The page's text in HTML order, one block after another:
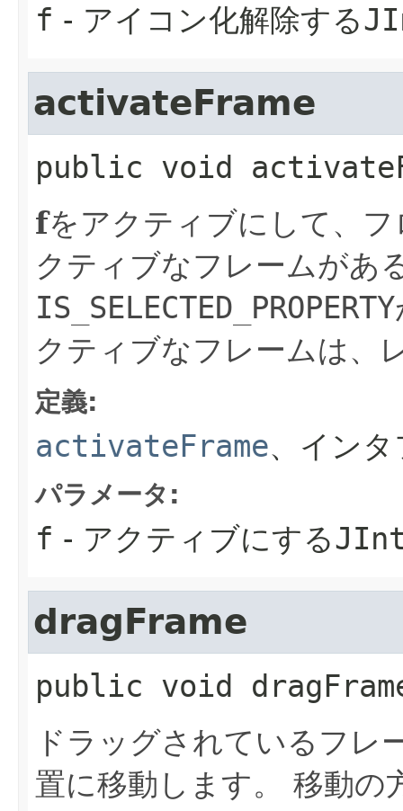
f - アイコン化解除する
activateFrame
public void
fをアクティブにして、
クティブなフレームがあ
IS_SELECTED_PROPERTY
クティブなフレームは、
定義:
activateFrame、イン
パラメータ:
f - アクティブにする
dragFrame
public void
ドラッグされているフレ
置に移動します。
移動の